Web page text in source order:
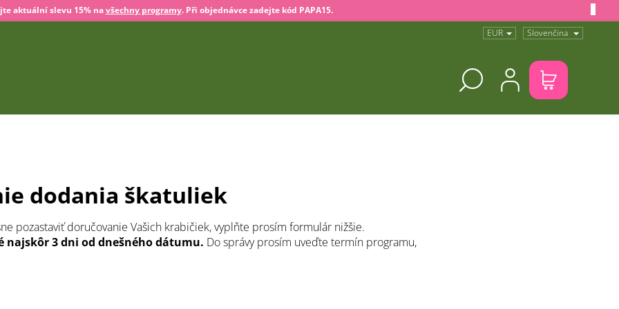
aktuální slevu 15% navšechny programy. Při objednávce zadejte kód PAPA15.
EUR
Slovenčina
Nákupný
košík
dodania škatuliek
pozastaviť doručovanie Vašich krabičiek, vyplňte prosím formulár nižšie.
najskôr 3 dni od dnešného dátumu. Do správy prosím uveďte termín programu,